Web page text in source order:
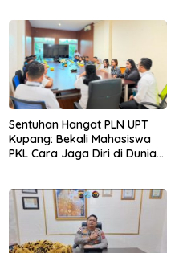
Sentuhan Hangat PLN UPT
Kupang: Bekali Mahasiswa
PKL Cara Jaga Diri di Dunia